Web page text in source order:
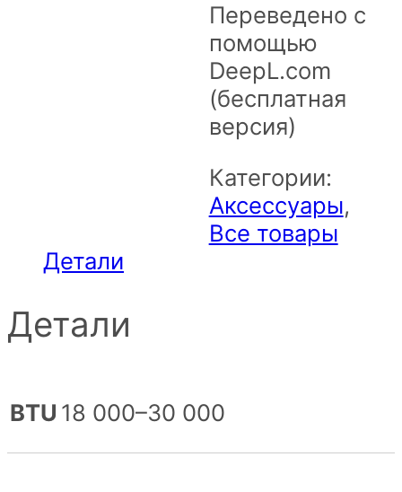
Переведено с
помощью
DeepL.com
(бесплатная
версия)
Категории:
Аксессуары,
Все товары
Детали
Детали
BTU 18 000–30 000